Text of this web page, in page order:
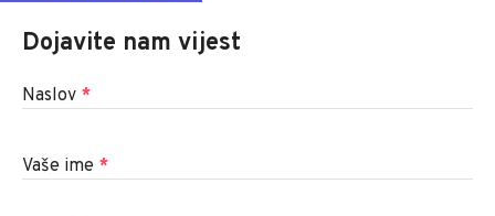
Dojavite nam vijest
Naslov *
Vaše ime *